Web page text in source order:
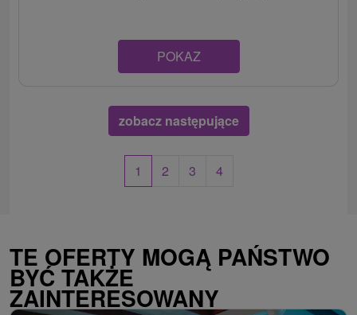
POKAZ
zobacz następujące
1 2 3 4
TE OFERTY MOGĄ PAŃSTWO
BYĆ TAKŻE
ZAINTERESOWANY